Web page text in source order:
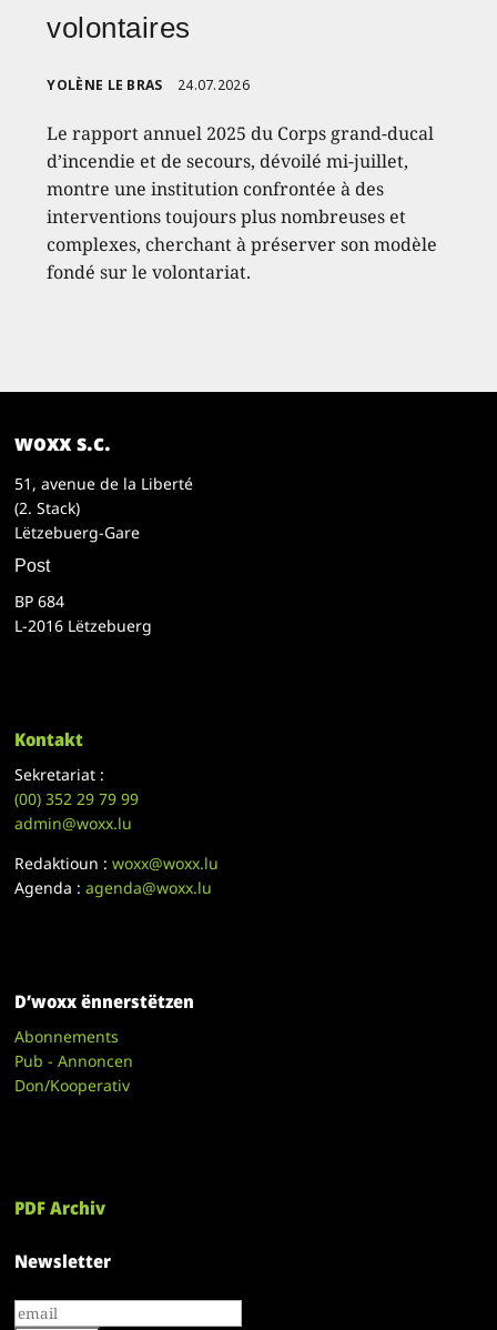
volontaires
YOLÈNE LE BRAS 24.07.2026
Le rapport annuel 2025 du Corps grand-ducal
d’incendie et de secours, dévoilé mi-juillet,
montre une institution confrontée à des
interventions toujours plus nombreuses et
complexes, cherchant à préserver son modèle
fondé sur le volontariat.
woxx s.c.
51, avenue de la Liberté
(2. Stack)
Lëtzebuerg-Gare
Post
BP 684
L-2016 Lëtzebuerg
Kontakt
Sekretariat :
(00)352 29 79 99
admin@woxx.lu
Redaktioun :woxx@woxx.lu
Agenda :agenda@woxx.lu
D’woxx ënnerstëtzen
Abonnements
Pub - Annoncen
Don/Kooperativ
PDF Archiv
Newsletter